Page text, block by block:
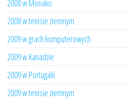
2008 w Monako
2008 w tenisie ziemnym
2009 w grach komputerowych
2009 w Kanadzie
2009 w Portugalii
2009 w tenisie ziemnym